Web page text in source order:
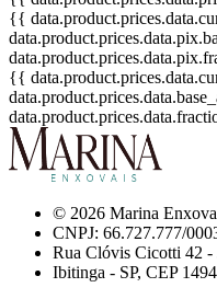
{{
{{
© 2026 Marina
CNPJ: 66.727.777/
Rua Clóvis Cicotti 42 -
Ibitinga - SP, CEP